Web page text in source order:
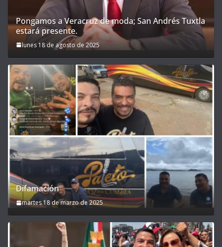
Pongamos a Veracruz de moda; San Andrés Tuxtla
estará presente.
lunes 18 de agosto de 2025
Difamación
martes 18 de marzo de 2025